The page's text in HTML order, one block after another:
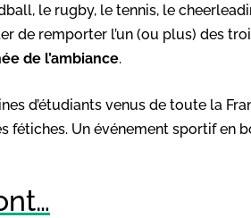
le rugby, le tennis, le
de remporter l’un (ou plus) des
de l’ambiance.
d’étudiants venus de toute la
Un événement sportif en